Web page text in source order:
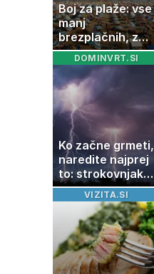
Boj za plaže: vse
manj
brezplačnih, za
ležalnik in
senčnik tudi več
kot 40 evrov
DOMINVRT.SI
Ko začne grmeti,
naredite najprej
to: strokovnjaki
opozarjajo na
pogosto napako
VIZITA.SI